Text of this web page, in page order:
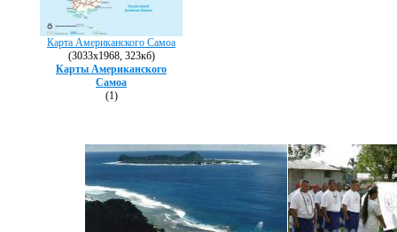
Карта Американского Самоа
(3033х1968, 323кб)
Карты Американского
Самоа
(1)